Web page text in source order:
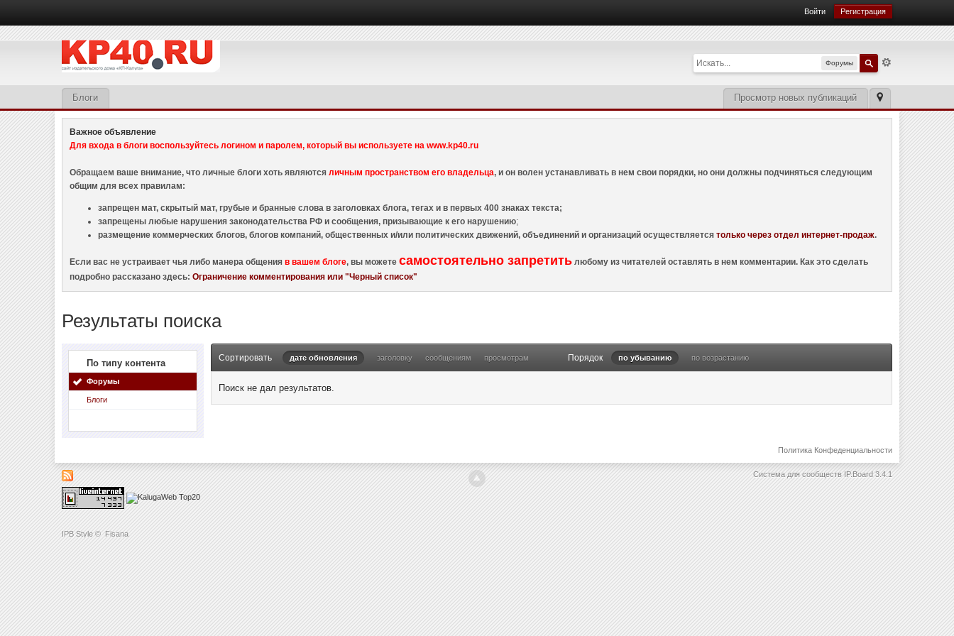
IPB Style © Fisana
Войти Регистрация
Форумы
Просмотр новых публикаций
Блоги
Важное объявление
Для входа в блоги воспользуйтесь логином и паролем, который вы используете на www.kp40.ru
Обращаем ваше внимание, что личные блоги хоть являютсяличным пространством его владельца, и он волен устанавливать в нем свои порядки, но они должны подчиняться следующим
общим для всех правилам:
запрещен мат, скрытый мат, грубые и бранные слова в заголовках блога, тегах и в первых 400 знаках текста;
запрещены любые нарушения законодательства РФ и сообщения, призывающие к его нарушению;
размещение коммерческих блогов, блогов компаний, общественных и/или политических движений, объединений и организаций осуществляетсятолько через отдел интернет-продаж.
Если вас не устраивает чья либо манера общенияв вашем блоге, вы можетесамостоятельно запретить любому из читателей оставлять в нем комментарии. Как это сделать
подробно рассказано здесь:Ограничение комментирования или "Черный список"
Результаты поиска
По типу контента
Форумы
Блоги
Сортировать дате обновления заголовку сообщениям просмотрам Порядок по убыванию по возрастанию
Поиск не дал результатов.
Политика Конфеденциальности
Система для сообществ IP.Board 3.4.1